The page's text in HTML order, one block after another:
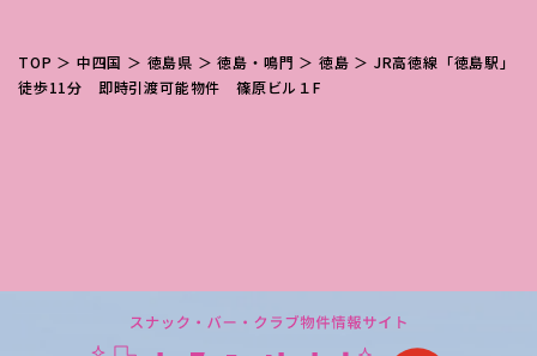
TOP ＞ 中四国 ＞ 徳島県 ＞徳島・鳴門 ＞ 徳島 ＞ JR高徳線「徳島駅」
徒歩11分 即時引渡可能物件 篠原ビル１F